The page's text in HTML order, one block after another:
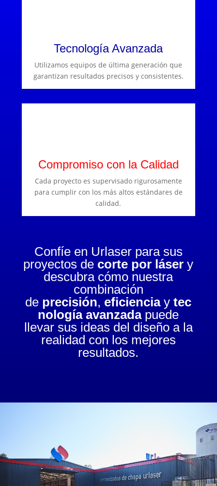
Tecnología Avanzada
Utilizamos equipos de última generación que
garantizan resultados precisos y consistentes.
Compromiso con la Calidad
Cada proyecto es supervisado rigurosamente
para cumplir con los más altos estándares de
calidad.
Confíe en Urlaser para sus
proyectos de corte por láser y
descubra cómo nuestra
combinación
de precisión, eficienciaytec
nología avanzadapuede
llevar sus ideas del diseño a la
realidad con los mejores
resultados.